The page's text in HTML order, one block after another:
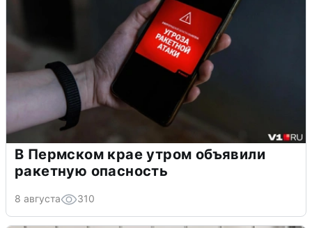
В Пермском крае утром объявили
ракетную опасность
8 августа 310